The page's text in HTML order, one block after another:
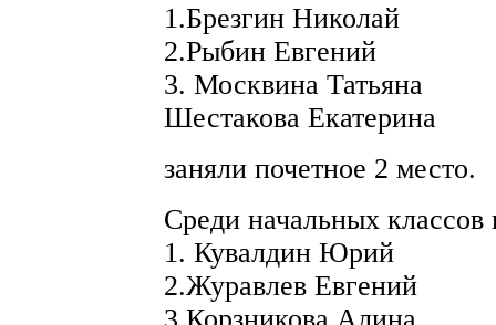
1.Брезгин Николай
2.Рыбин Евгений
3. Москвина Татьяна
Шестакова Екатерина
заняли почетное 2 место.
Среди начальных классов
1. Кувалдин Юрий
2.Журавлев Евгений